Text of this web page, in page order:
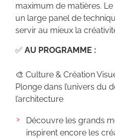
maximum de matières.
un large panel de
servir au mieux la
✅ AU PROGRAMME :
🎨 Culture & Création
Plonge dans l’univers du
l’architecture
Découvre les grands
inspirent encore les